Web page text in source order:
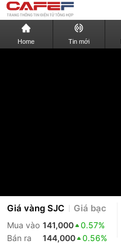
Home Tin mới
Giá vàng SJC Giá bạc
Mua vào 141,000
0.57%
Bán ra
144,000 0.56%